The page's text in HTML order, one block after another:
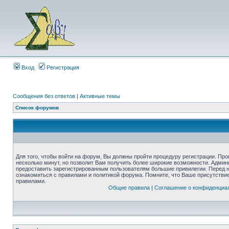
Вход Регистрация
Сообщения без ответов | Активные темы
Список форумов
Для того, чтобы войти на форум, Вы должны пройти процедуру регистрации.
несколько минут, но позволит Вам получить более широкие возможности.
предоставить зарегистрированным пользователям большие привилегии.
ознакомиться с правилами и политикой форума. Помните, что Ваше
правилами.
Общие правила| Соглашение о